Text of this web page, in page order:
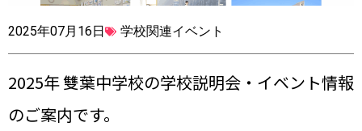
2025年07月16日 学校関連イベント
2025年 雙葉中学校の学校説明会・イベント情報
のご案内です。